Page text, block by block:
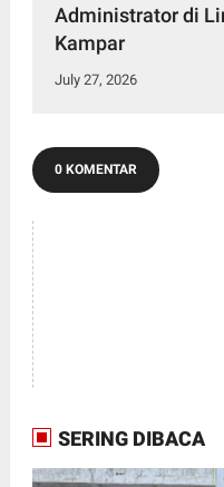
Administrator di
Kampar
July 27, 2026
0 KOMENTAR
SERING DIBACA